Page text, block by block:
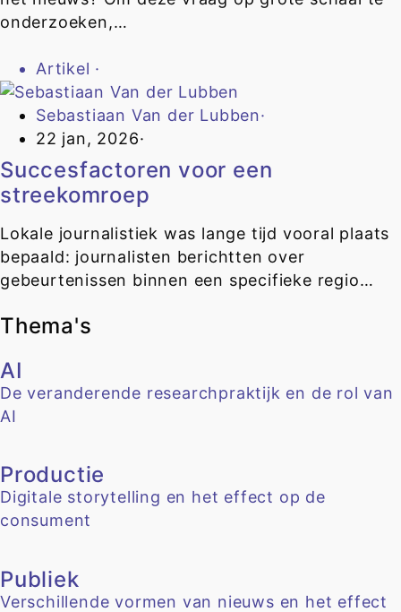
onderzoeken,…
Artikel ·
Sebastiaan Van der Lubben·
22 jan, 2026·
Succesfactoren voor een
streekomroep
Lokale journalistiek was lange tijd vooral plaats
bepaald: journalisten berichtten over
gebeurtenissen binnen een specifieke regio…
Thema's
AI
De veranderende researchpraktijk en de rol van
AI
Productie
Digitale storytelling en het effect op de
consument
Publiek
Verschillende vormen van nieuws en het effect